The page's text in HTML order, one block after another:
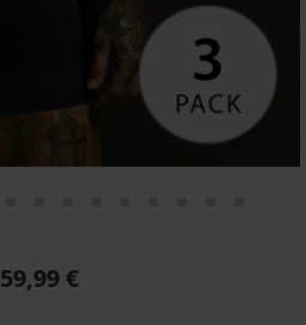
59,99 €